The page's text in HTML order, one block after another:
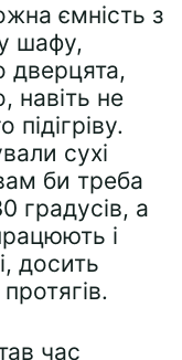
ємність з
шафу,
дверцята,
навіть не
сухі
би треба
градусів, а
і
досить
час